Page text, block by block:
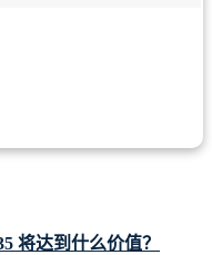
将达到什么价值？